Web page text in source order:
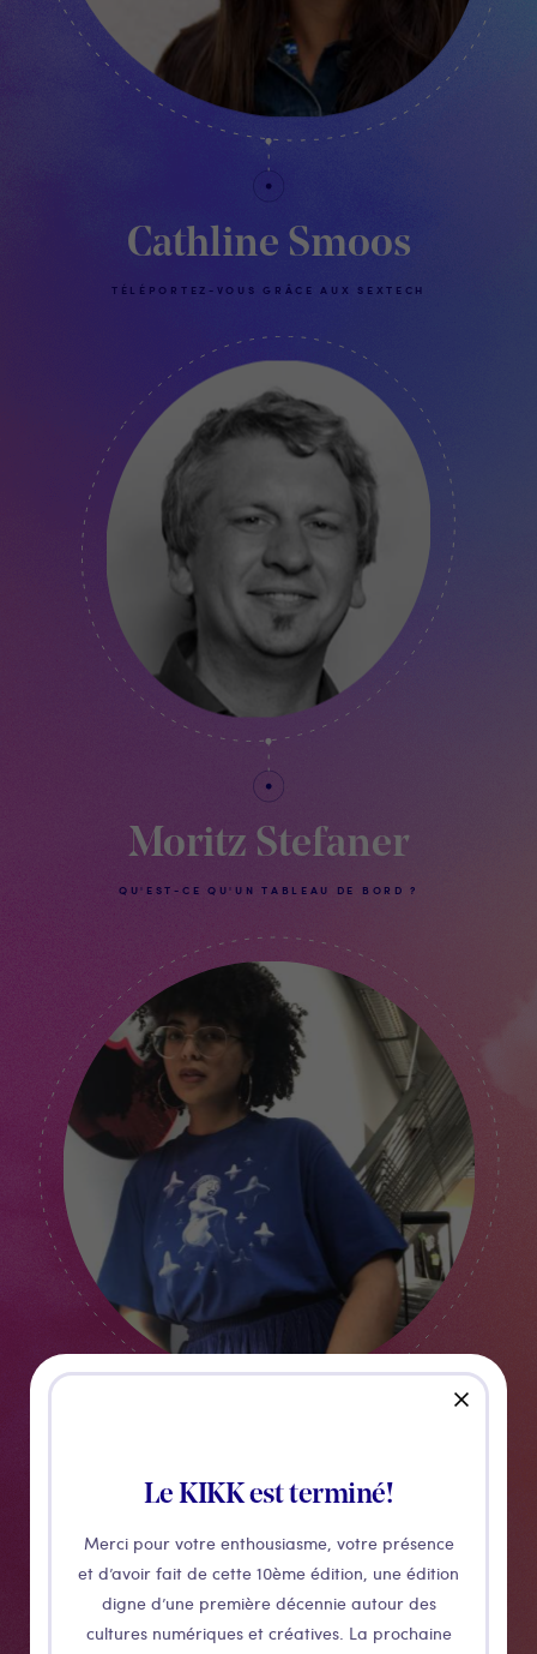
Le KIKK est terminé!
Merci pour votre enthousiasme, votre présence
et d’avoir fait de cette 10ème édition, une édition
digne d’une première décennie autour des
cultures numériques et créatives. La prochaine
close
Cathline Smoos
TÉLÉPORTEZ-VOUS GRÂCE AUX SEXTECH
Moritz Stefaner
QU'EST-CE QU'UN TABLEAU DE BORD ?
Loulou João
MISS FOCKET FOREVER FLOWER BEBE